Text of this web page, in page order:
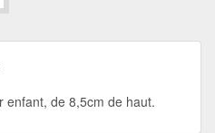
enfant, de 8,5cm de haut.